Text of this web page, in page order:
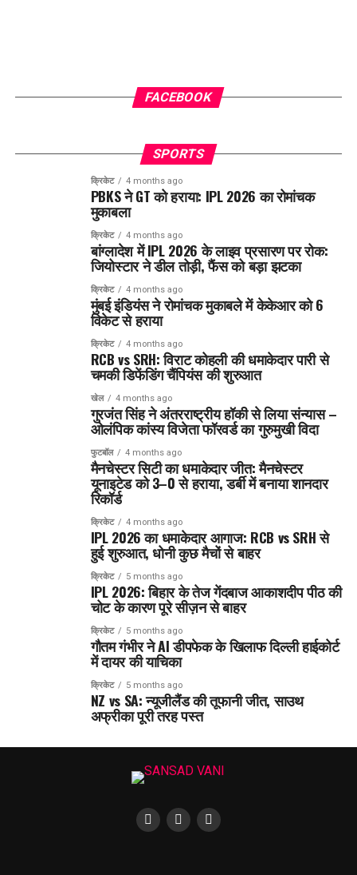
FACEBOOK
SPORTS
क्रिकेट 4 months ago
PBKS ने GT को हराया: IPL 2026 का रोमांचक
मुकाबला
क्रिकेट 4 months ago
बांग्लादेश में IPL 2026 के लाइव प्रसारण पर रोक:
जियोस्टार ने डील तोड़ी, फैंस को बड़ा झटका
क्रिकेट 4 months ago
मुंबई इंडियंस ने रोमांचक मुकाबले में केकेआर को 6
विकेट से हराया
क्रिकेट 4 months ago
RCB vs SRH: विराट कोहली की धमाकेदार पारी से
चमकी डिफेंडिंग चैंपियंस की शुरुआत
खेल 4 months ago
गुरजंत सिंह ने अंतरराष्ट्रीय हॉकी से लिया संन्यास –
ओलंपिक कांस्य विजेता फॉरवर्ड का गुरुमुखी विदा
फुटबॉल 4 months ago
मैनचेस्टर सिटी का धमाकेदार जीत: मैनचेस्टर
यूनाइटेड को 3–0 से हराया, डर्बी में बनाया शानदार
रिकॉर्ड
क्रिकेट 4 months ago
IPL 2026 का धमाकेदार आगाज: RCB vs SRH से
हुई शुरुआत, धोनी कुछ मैचों से बाहर
क्रिकेट 5 months ago
IPL 2026: बिहार के तेज गेंदबाज आकाशदीप पीठ की
चोट के कारण पूरे सीज़न से बाहर
क्रिकेट 5 months ago
गौतम गंभीर ने AI डीपफेक के खिलाफ दिल्ली हाईकोर्ट
में दायर की याचिका
क्रिकेट 5 months ago
NZ vs SA: न्यूजीलैंड की तूफानी जीत, साउथ
अफ्रीका पूरी तरह पस्त